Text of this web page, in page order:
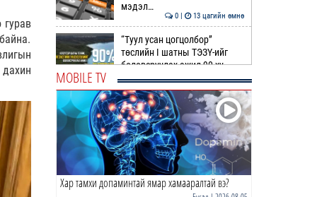
гурав
мэдэл…
0 | 13 цагийн өмнө
“Туул усан цогцолбор”
төслийн I шатны ТЭЗҮ-ийг
боловсруулах ажил 90 ху…
Нийслэлийн иргэдийн
Төлөөлөгчдийн Хурлын
Ээлжит VIII хуралдаан
эхэллээ
0 | 14 цагийн өмнө
ТОО | Гадаад валютын нөөц
MOBILE TV
Хар тамхи допаминтай ямар хамааралтай вэ?